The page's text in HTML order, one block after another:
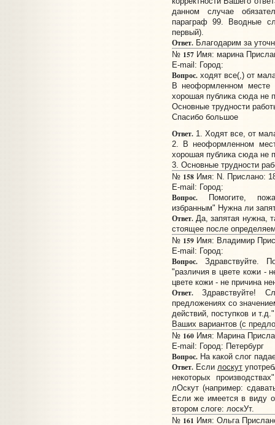
данном случае
параграф 99. Вводные
первый).
Ответ.Благодарим за
№ 157Имя: марина
E-mail: Город:
Вопрос.ходят все(,) от
В неоформленном месте
хорошая публика сюда не
Основные трудности
Спасибо большое
Ответ.1. Ходят все, от
2. В неоформленном
хорошая публика сюда не
3. Основные трудности
№ 158Имя: N. Прислано:
E-mail: Город:
Вопрос.Помогите,
избранным" Нужна ли
Ответ.Да, запятая нужна,
стоящее после
№ 159Имя: Владимир
E-mail: Город:
Вопрос.Здравствуйте.
"различия в цвете кожи -
цвете кожи - не причина
Ответ.Здравствуйте!
предложениях со
действий, поступков и
Ваших вариантов (с
№ 160Имя: Марина
E-mail: Город: Петербург
Вопрос.На какой слог
Ответ.Еслилоскут
некоторых
лОскут (например:
Если же имеется в виду
втором слоге: лоскУт.
№ 161 Имя: Ольга